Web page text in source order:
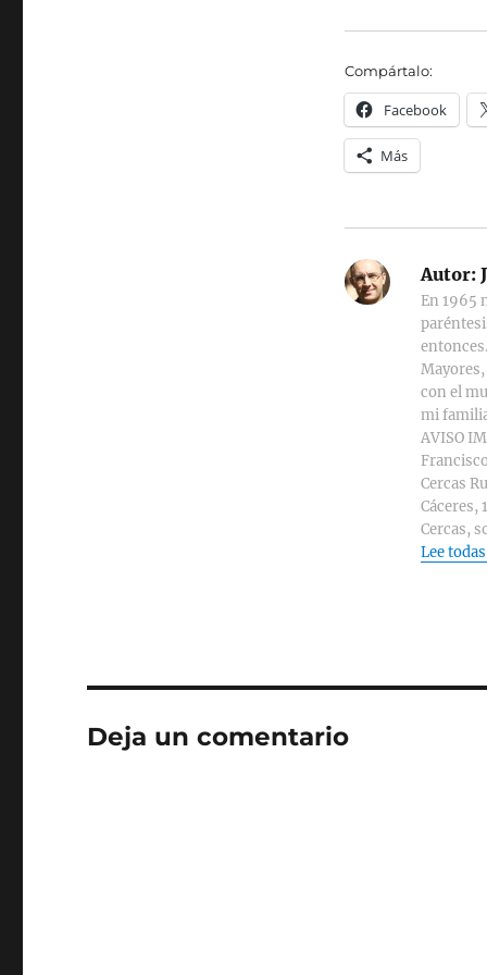
Compártalo:
Facebook
Más
Autor:
En 1965
con el
mi
AVISO
Cercas
Cáceres,
Cercas,
Lee
Deja un comentario